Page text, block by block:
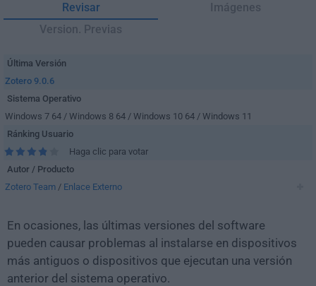
Revisar
Imágenes
Version. Previas
Última Versión
Zotero 9.0.6
Sistema Operativo
Windows 7 64 / Windows 8 64 / Windows 10 64 / Windows 11
Ránking Usuario
Haga clic para votar
Autor / Producto
Zotero Team / Enlace Externo
En ocasiones, las últimas versiones del software
pueden causar problemas al instalarse en dispositivos
más antiguos o dispositivos que ejecutan una versión
anterior del sistema operativo.